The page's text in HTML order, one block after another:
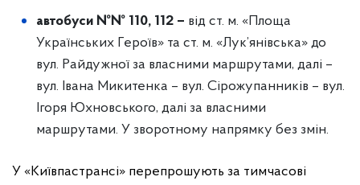
автобуси №№ 110, 112 – від ст. м. «Площа
Українських Героїв» та ст. м. «Лук’янівська» до
вул. Райдужної за власними маршрутами, далі –
вул. Івана Микитенка – вул. Сірожупанників – вул.
Ігоря Юхновського, далі за власними
маршрутами. У зворотному напрямку без змін.
У «Київпастрансі» перепрошують за тимчасові